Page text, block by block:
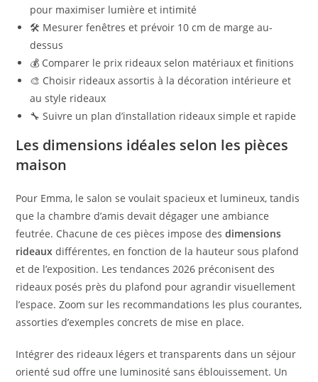
pour maximiser lumière et intimité
🛠️ Mesurer fenêtres et prévoir 10 cm de marge au-
dessus
💰 Comparer le prix rideaux selon matériaux et finitions
🎨 Choisir rideaux assortis à la décoration intérieure et
au style rideaux
🔧 Suivre un plan d’installation rideaux simple et rapide
Les dimensions idéales selon les pièces
maison
Pour Emma, le salon se voulait spacieux et lumineux, tandis
que la chambre d’amis devait dégager une ambiance
feutrée. Chacune de ces pièces impose desdimensions
rideaux différentes, en fonction de la hauteur sous plafond
et de l’exposition. Les tendances 2026 préconisent des
rideaux posés près du plafond pour agrandir visuellement
l’espace. Zoom sur les recommandations les plus courantes,
assorties d’exemples concrets de mise en place.
Intégrer des rideaux légers et transparents dans un séjour
orienté sud offre une luminosité sans éblouissement. Un